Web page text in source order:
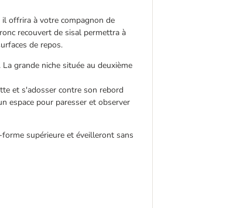
offrira à votre compagnon de
recouvert de sisal permettra à
de repos.
grande niche située au deuxième
et s'adosser contre son rebord
espace pour paresser et observer
supérieure et éveilleront sans